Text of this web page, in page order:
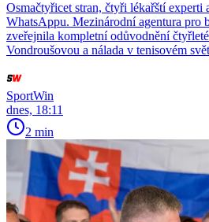
Osmačtyřicet stran, čtyři lékařští experti
WhatsAppu. Mezinárodní agentura pro
zveřejnila kompletní odůvodnění
Vondroušovou a nálada v tenisovém
SportWin
dnes, 18:11
2 min